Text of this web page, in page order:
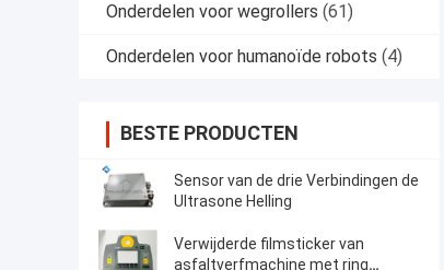
Onderdelen voor wegrollers (61)
Onderdelen voor humanoïde robots (4)
BESTE PRODUCTEN
Sensor van de drie Verbindingen de
Ultrasone Helling
Verwijderde filmsticker van
asfaltverfmachine met ring